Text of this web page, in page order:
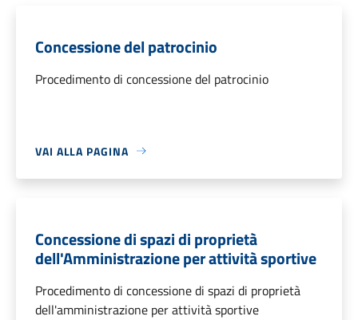
Concessione del patrocinio
Procedimento di concessione del patrocinio
VAI ALLA PAGINA
Concessione di spazi di proprietà
dell'Amministrazione per attività sportive
Procedimento di concessione di spazi di proprietà
dell'amministrazione per attività sportive